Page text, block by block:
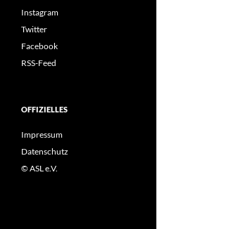
Instagram
Twitter
Facebook
RSS-Feed
OFFIZIELLES
Impressum
Datenschutz
© ASL e.V.